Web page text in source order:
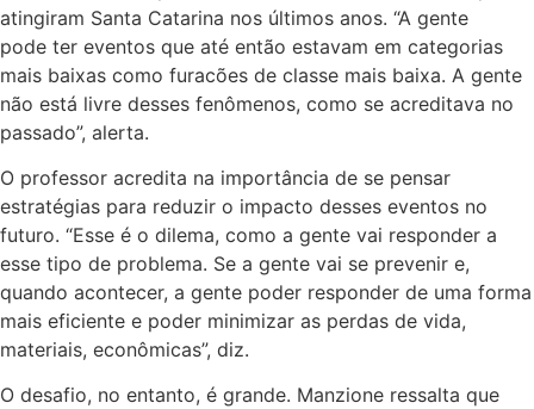
atingiram Santa Catarina nos últimos anos. “A gente
pode ter eventos que até então estavam em categorias
mais baixas como furacões de classe mais baixa. A gente
não está livre desses fenômenos, como se acreditava no
passado”, alerta.
O professor acredita na importância de se pensar
estratégias para reduzir o impacto desses eventos no
futuro. “Esse é o dilema, como a gente vai responder a
esse tipo de problema. Se a gente vai se prevenir e,
quando acontecer, a gente poder responder de uma forma
mais eficiente e poder minimizar as perdas de vida,
materiais, econômicas”, diz.
O desafio, no entanto, é grande. Manzione ressalta que